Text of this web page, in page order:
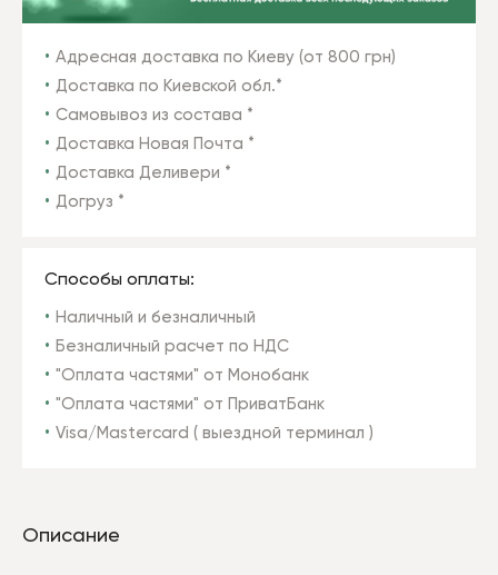
Адресная доставка по Киеву (от 800 грн)
Доставка по Киевской обл.*
Самовывоз из состава *
Доставка Новая Почта *
Доставка Деливери *
Догруз *
Способы оплаты:
Наличный и безналичный
Безналичный расчет по НДС
"Оплата частями" от Монобанк
"Оплата частями" от ПриватБанк
Visa/Mastercard ( выездной терминал )
Описание